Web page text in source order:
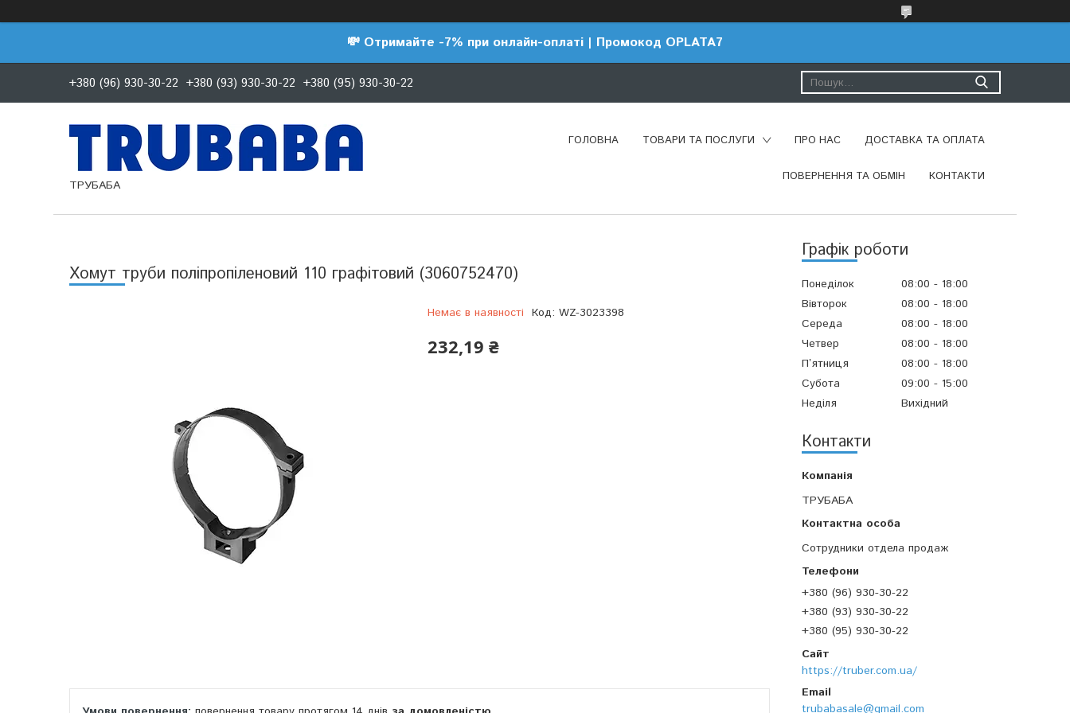
💸 Отримайте -7% при онлайн-оплаті | Промокод OPLATA7
+380 (96) 930-30-22 +380 (93) 930-30-22 +380 (95) 930-30-22
ТРУБАБА
ГОЛОВНА ТОВАРИ ТА ПОСЛУГИ ПРО НАС ДОСТАВКА ТА ОПЛАТА
ПОВЕРНЕННЯ ТА ОБМІН КОНТАКТИ
Графік роботи
Понеділок 08:00
18:00
Вівторок
08:00
18:00
Середа
08:00
18:00
Четвер
08:00
18:00
Пʼятниця
08:00
18:00
Субота
09:00
15:00
Неділя
Вихідний
Контакти
ТРУБАБА
Сотрудники отдела продаж
+380 (96) 930-30-22
+380 (93) 930-30-22
+380 (95) 930-30-22
https://truber.com.ua/
trubabasale@gmail.com
Хомут труби поліпропіленовий 110 графітовий (3060752470)
Немає в наявності Код: WZ-3023398
232,19 ₴